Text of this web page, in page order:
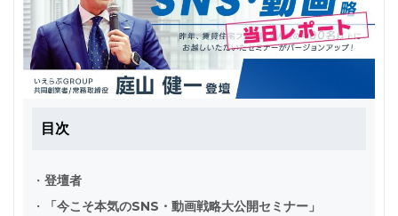
目次
・ 登壇者
・
「今こそ本気のSNS・動画戦略大公開セミナー」